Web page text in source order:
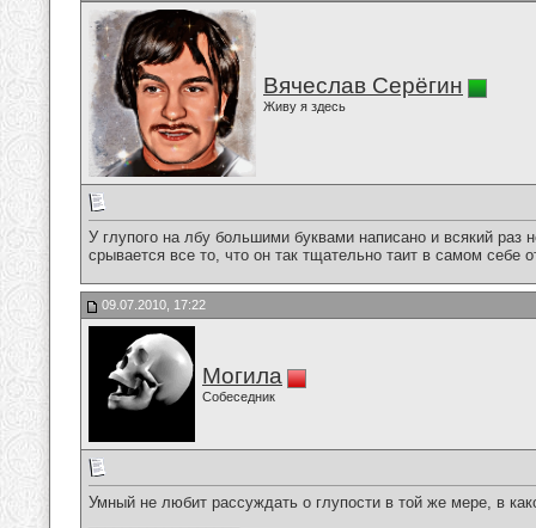
Вячеслав Серёгин
Живу я здесь
У глупого на лбу большими буквами написано и всякий раз
срывается все то, что он так тщательно таит в самом себе
09.07.2010, 17:22
Могила
Собеседник
Умный не любит рассуждать о глупости в той же мере, в